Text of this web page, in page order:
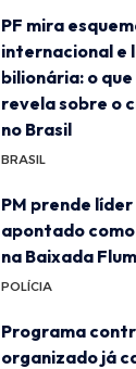
PF mira
internacional e
bilionária: o
revela sobre o
no Brasil
BRASIL
PM prende
apontado
na Baixada
POLÍCIA
Programa
organizado já